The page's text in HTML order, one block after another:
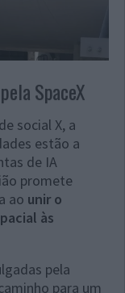
SpaceX
social X, a
estão a
de IA
promete
ao unir o
às
pela
para um